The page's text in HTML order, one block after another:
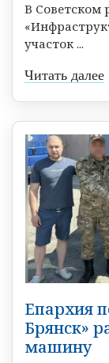
В Советском
участок ...
Читать далее
Епархия
Брянск»
машину